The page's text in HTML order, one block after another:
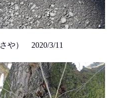
や） 2020/3/11